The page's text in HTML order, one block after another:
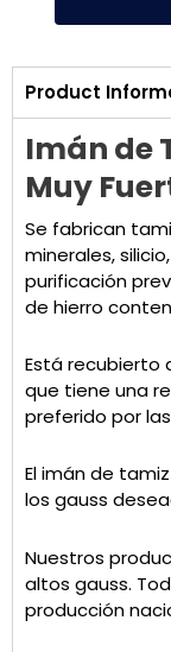
Product
Imán de
Muy
Se fabrican
minerales,
purificación
de hierro
Está recubierto
que tiene una
preferido por
El imán de
los gauss
Nuestros
altos gauss.
producción